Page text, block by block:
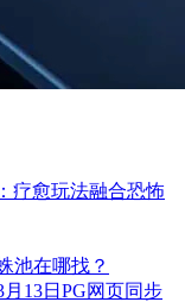
疗愈玩法融合恐怖
池在哪找？
13日PG网页同步